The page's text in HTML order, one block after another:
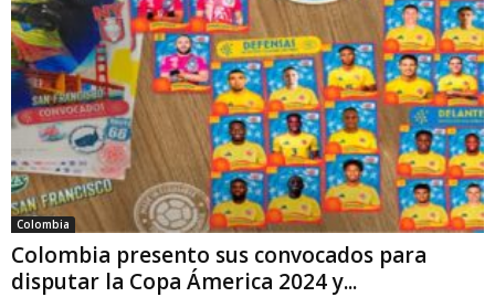
Colombia
Colombia presento sus convocados para
disputar la Copa Ámerica 2024 y...